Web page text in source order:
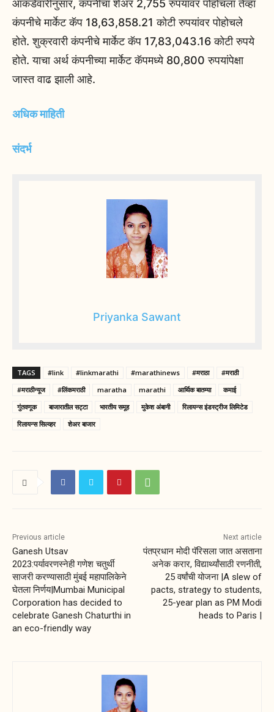
आकडेवारीनुसार, कंपनीचा शेअर 2,755 रुपयांवर पोहोचला तेव्हा
कंपनीचे मार्केट कॅप 18,63,858.21 कोटी रुपयांवर पोहोचले
होते. शुक्रवारी कंपनीचे मार्केट कॅप 17,83,043.16 कोटी रुपये
होते. याचा अर्थ कंपनीच्या मार्केट कॅपमध्ये 80,800 रुपयांपेक्षा
जास्त वाढ झाली आहे.
अधिक माहिती
संदर्भ
Priyanka Sawant
TAGS #link #linkmarathi #marathinews #मराठा
#मराठी
#मराठीन्यूज
#लिंकमराठी maratha marathi आर्थिक बातम्या
कमाई
गुंतवणूक
बाजारातील सट्टा भारतीय समूह मुकेश अंबानी
रिलायन्स इंडस्ट्रीज लिमिटेड
रिलायन्स सिल्व्हर
शेअर बाजार
Previous article
Ganesh Utsav
2023:पर्यावरणस्नेही गणेश चतुर्थी
साजरी करण्यासाठी मुंबई महापालिकेने
घेतला निर्णय|Mumbai Municipal
Corporation has decided to
celebrate Ganesh Chaturthi in
an eco-friendly way
Next article
पंतप्रधान मोदी पॅरिसला जात असताना
अनेक करार, विद्यार्थ्यांसाठी रणनीती,
25 वर्षांची योजना |A slew of
pacts, strategy to students,
25-year plan as PM Modi
heads to Paris |